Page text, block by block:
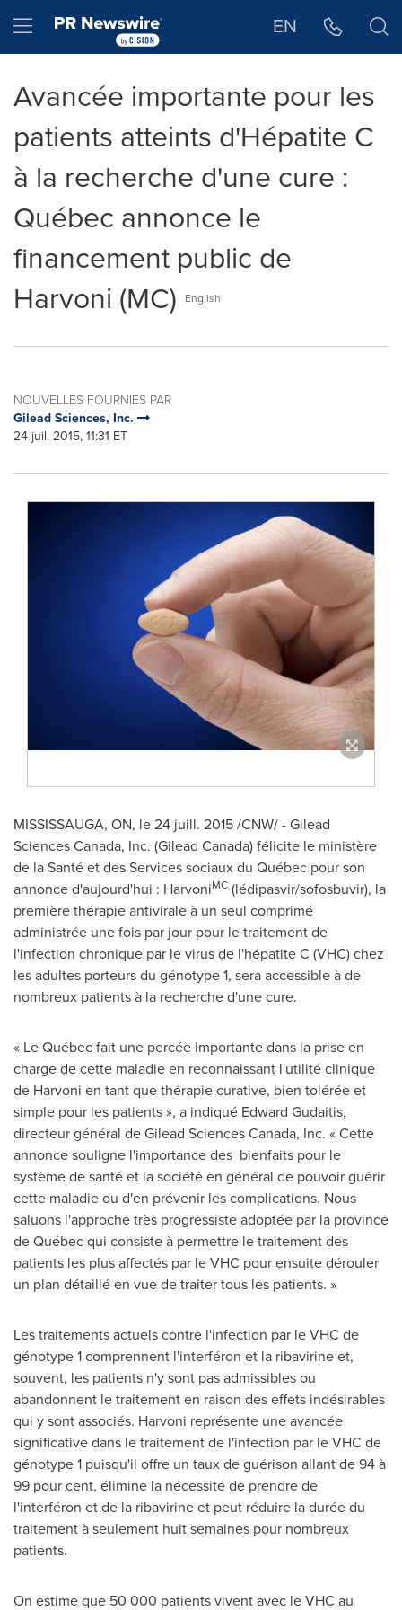
Hamburger menu EN
Avancée importante pour les
patients atteints d'Hépatite C
à la recherche d'une cure :
Québec annonce le
financement public de
Harvoni (MC)
English
NOUVELLES FOURNIES PAR
Gilead Sciences, Inc.
24 juil, 2015, 11:31 ET
MISSISSAUGA, ON, le 24 juill. 2015 /CNW/ - Gilead
Sciences Canada, Inc. (Gilead Canada) félicite le ministère
de la Santé et des Services sociaux du Québec pour son
annonce d'aujourd'hui : HarvoniMC (lédipasvir/sofosbuvir), la
première thérapie antivirale à un seul comprimé
administrée une fois par jour pour le traitement de
l'infection chronique par le virus de l'hépatite C (VHC) chez
les adultes porteurs du génotype 1, sera accessible à de
nombreux patients à la recherche d'une cure.
« Le Québec fait une percée importante dans la prise en
charge de cette maladie en reconnaissant l'utilité clinique
de Harvoni en tant que thérapie curative, bien tolérée et
simple pour les patients », a indiqué Edward Gudaitis,
directeur général de Gilead Sciences Canada, Inc. « Cette
annonce souligne l'importance des bienfaits pour le
système de santé et la société en général de pouvoir guérir
cette maladie ou d'en prévenir les complications. Nous
saluons l'approche très progressiste adoptée par la province
de Québec qui consiste à permettre le traitement des
patients les plus affectés par le VHC pour ensuite dérouler
un plan détaillé en vue de traiter tous les patients. »
Les traitements actuels contre l'infection par le VHC de
génotype 1 comprennent l'interféron et la ribavirine et,
souvent, les patients n'y sont pas admissibles ou
abandonnent le traitement en raison des effets indésirables
qui y sont associés. Harvoni représente une avancée
significative dans le traitement de l'infection par le VHC de
génotype 1 puisqu'il offre un taux de guérison allant de 94 à
99 pour cent, élimine la nécessité de prendre de
l'interféron et de la ribavirine et peut réduire la durée du
traitement à seulement huit semaines pour nombreux
patients.
On estime que 50 000 patients vivent avec le VHC au